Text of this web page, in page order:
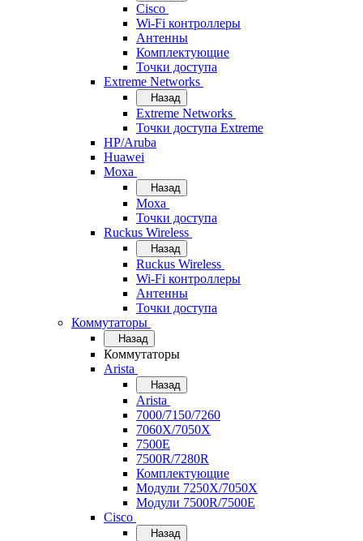
Cisco
Wi-Fi контроллеры
Антенны
Комплектующие
Точки доступа
Extreme Networks
Назад
Extreme Networks
Точки доступа Extreme
HP/Aruba
Huawei
Moxa
Назад
Moxa
Точки доступа
Ruckus Wireless
Назад
Ruckus Wireless
Wi-Fi контроллеры
Антенны
Точки доступа
Коммутаторы
Назад
Коммутаторы
Arista
Назад
Arista
7000/7150/7260
7060X/7050X
7500E
7500R/7280R
Комплектующие
Модули 7250X/7050X
Модули 7500R/7500E
Cisco
Назад